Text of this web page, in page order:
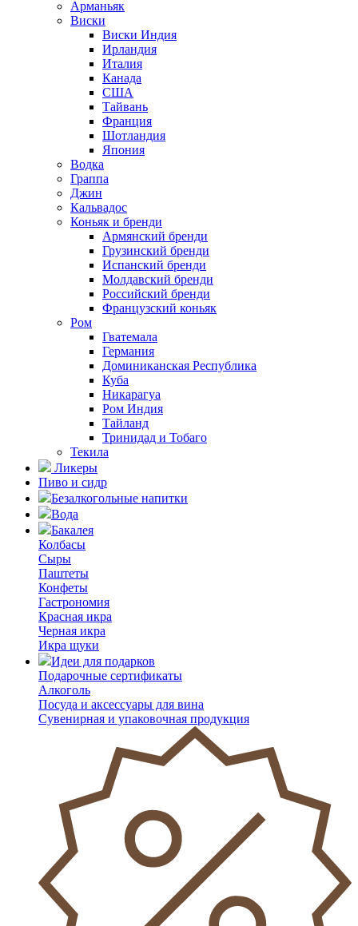
Арманьяк
Виски
Виски Индия
Ирландия
Италия
Канада
США
Тайвань
Франция
Шотландия
Япония
Водка
Граппа
Джин
Кальвадос
Коньяк и бренди
Армянский бренди
Грузинский бренди
Испанский бренди
Молдавский бренди
Российский бренди
Французский коньяк
Ром
Гватемала
Германия
Доминиканская Республика
Куба
Никарагуа
Ром Индия
Тайланд
Тринидад и Тобаго
Текила
Ликеры
Пиво и сидр
Безалкогольные напитки
Вода
Бакалея
Колбасы
Сыры
Паштеты
Конфеты
Гастрономия
Красная икра
Черная икра
Икра щуки
Идеи для подарков
Подарочные сертификаты
Алкоголь
Посуда и аксессуары для вина
Сувенирная и упаковочная продукция